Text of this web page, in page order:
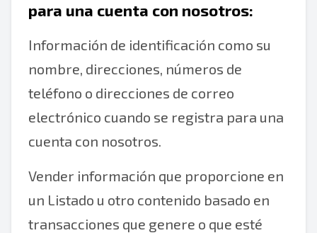
para una cuenta con nosotros:
Información de identificación como su
nombre, direcciones, números de
teléfono o direcciones de correo
electrónico cuando se registra para una
cuenta con nosotros.
Vender información que proporcione en
un Listado u otro contenido basado en
transacciones que genere o que esté